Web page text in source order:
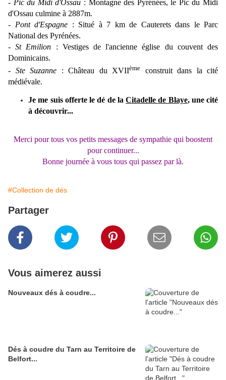
- Pic du Midi d'Ossau : Montagne des Pyrénées, le Pic du Midi
d'Ossau culmine à 2887m.
- Pont d'Espagne : Situé à 7 km de Cauterets dans le Parc
National des Pyrénées.
- St Emilion : Vestiges de l'ancienne église du couvent des
Dominicains.
- Ste Suzanne : Château du XVIIème construit dans la cité
médiévale.
Je me suis offerte le dé de la Citadelle de Blaye, une cité
à découvrir...
Merci pour tous vos petits messages de sympathie qui boostent
pour continuer...
Bonne journée à vous tous qui passez par là.
#Collection de dés
Partager
Vous aimerez aussi
Nouveaux dés à coudre...
Dés à coudre du Tarn au Territoire de
Belfort...